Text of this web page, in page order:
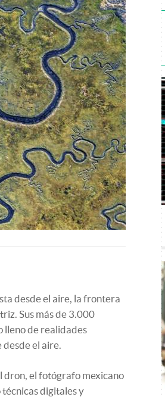
desde el aire, la frontera
Sus más de 3.000
lleno de realidades
el aire.
dron, el fotógrafo mexicano
digitales y